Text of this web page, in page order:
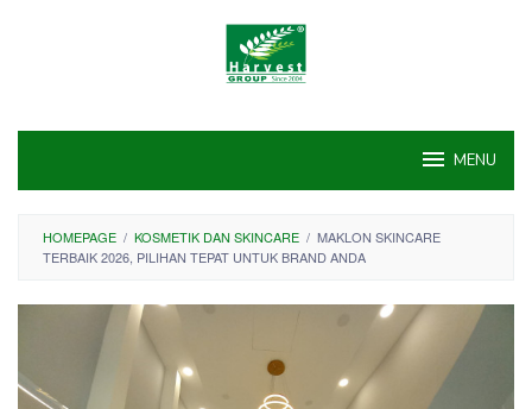
MENU
HOMEPAGE / KOSMETIK DAN SKINCARE / MAKLON SKINCARE
TERBAIK 2026, PILIHAN TEPAT UNTUK BRAND ANDA